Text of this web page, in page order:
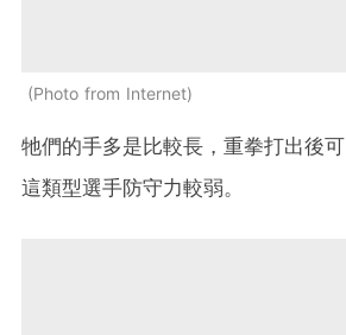
Photo from Internet
牠們的手多是比較長，重拳打出後
這類型選手防守力較弱。